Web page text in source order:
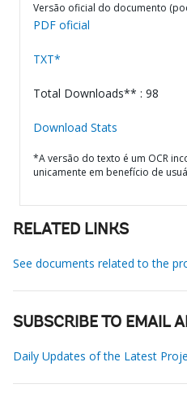
Versão oficial do documento
PDF oficial
TXT*
Total Downloads** : 98
Download Stats
*A versão do texto é um OCR
unicamente em benefício de
RELATED LINKS
See documents related to the
SUBSCRIBE TO EMAIL
Daily Updates of the Latest